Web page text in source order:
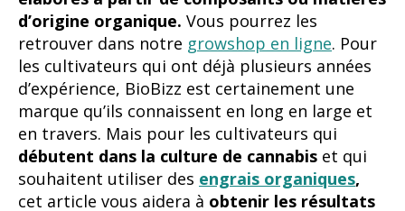
souhaitent utiliser des engrais organiques,
cet article vous aidera àobtenir les résultats
escomptéspour en profiter au mieux par la
suite.
Pourquoi est-il important de
savoir comment utiliser le